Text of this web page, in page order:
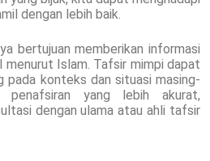
dengan lebih baik.
bertujuan memberikan informasi
menurut Islam. Tafsir mimpi dapat
pada konteks dan situasi masing-
penafsiran yang lebih akurat,
dengan ulama atau ahli tafsir